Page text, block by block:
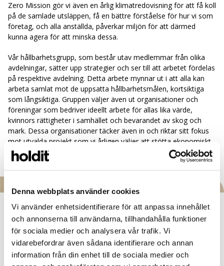
Denna webbplats använder cookies
Vi använder enhetsidentifierare för att anpassa innehållet
och annonserna till användarna, tillhandahålla funktioner
för sociala medier och analysera vår trafik. Vi
vidarebefordrar även sådana identifierare och annan
information från din enhet till de sociala medier och
Zero Mission gör vi även en årlig klimatredovisning för att få koll
på de samlade utsläppen, få en bättre förståelse för hur vi som
företag, och alla anställda, påverkar miljön för att därmed
kunna agera för att minska dessa.
Vår hållbarhetsgrupp, som består utav medlemmar från olika
avdelningar, sätter upp strategier och ser till att arbetet fördelas
på respektive avdelning. Detta arbete mynnar ut i att alla kan
arbeta samlat mot de uppsatta hållbarhetsmålen, kortsiktiga
som långsiktiga. Gruppen väljer även ut organisationer och
föreningar som bedriver ideellt arbete för allas lika värde,
kvinnors rättigheter i samhället och bevarandet av skog och
mark. Dessa organisationer täcker även in och riktar sitt fokus
mot utvalda projekt som vi årligen väljer att stötta ekonomiskt.
Vår hållbarhetsgrupp, som består utav medlemmar från olika
avdelningar, sätter upp strategier och ser till att arbetet fördelas
på respektive avdelning. Detta arbete mynnar ut i att alla kan
arbeta samlat mot de uppsatta hållbarhetsmålen, kortsiktiga
som långsiktiga. Gruppen väljer även ut organisationer och